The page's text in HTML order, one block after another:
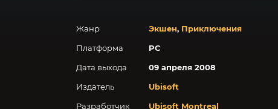
Жанр Экшен, Приключения
Платформа
PC
Дата выхода
09 апреля 2008
Издатель
Ubisoft
Разработчик
Ubisoft Montreal